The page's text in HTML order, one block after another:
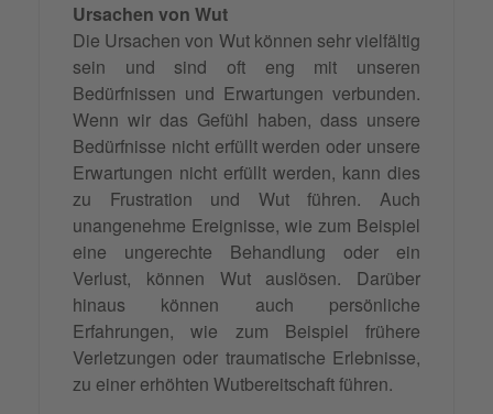
Ursachen von Wut
Die Ursachen von Wut können sehr vielfältig
sein und sind oft eng mit unseren
Bedürfnissen und Erwartungen verbunden.
Wenn wir das Gefühl haben, dass unsere
Bedürfnisse nicht erfüllt werden oder unsere
Erwartungen nicht erfüllt werden, kann dies
zu Frustration und Wut führen. Auch
unangenehme Ereignisse, wie zum Beispiel
eine ungerechte Behandlung oder ein
Verlust, können Wut auslösen. Darüber
hinaus können auch persönliche
Erfahrungen, wie zum Beispiel frühere
Verletzungen oder traumatische Erlebnisse,
zu einer erhöhten Wutbereitschaft führen.